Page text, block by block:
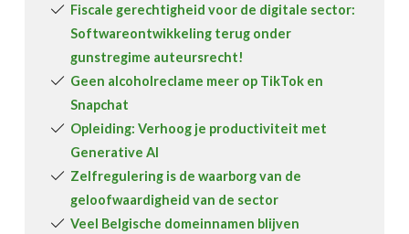
Fiscale gerechtigheid voor de digitale sector:
Softwareontwikkeling terug onder
gunstregime auteursrecht!
Geen alcoholreclame meer op TikTok en
Snapchat
Opleiding: Verhoog je productiviteit met
Generative AI
Zelfregulering is de waarborg van de
geloofwaardigheid van de sector
Veel Belgische domeinnamen blijven